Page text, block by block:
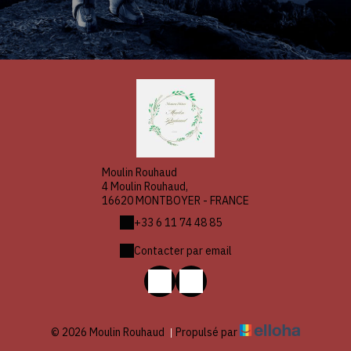
Moulin Rouhaud
4 Moulin Rouhaud,
16620 MONTBOYER - FRANCE
+33 6 11 74 48 85
Contacter par email
© 2026 Moulin Rouhaud | Propulsé par